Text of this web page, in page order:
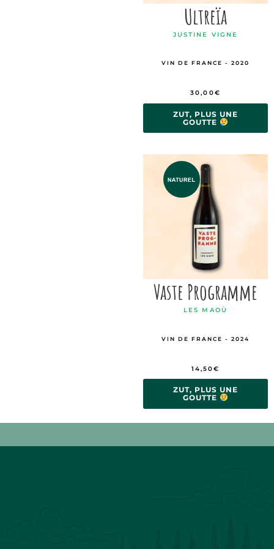
Ultreïa
JUSTINE VIGNE
VIN DE FRANCE - 2020
30,00€
ZUT, PLUS UNE
GOUTTE
Vaste Programme
LES MAOÙ
VIN DE FRANCE - 2024
14,50€
ZUT, PLUS UNE
GOUTTE